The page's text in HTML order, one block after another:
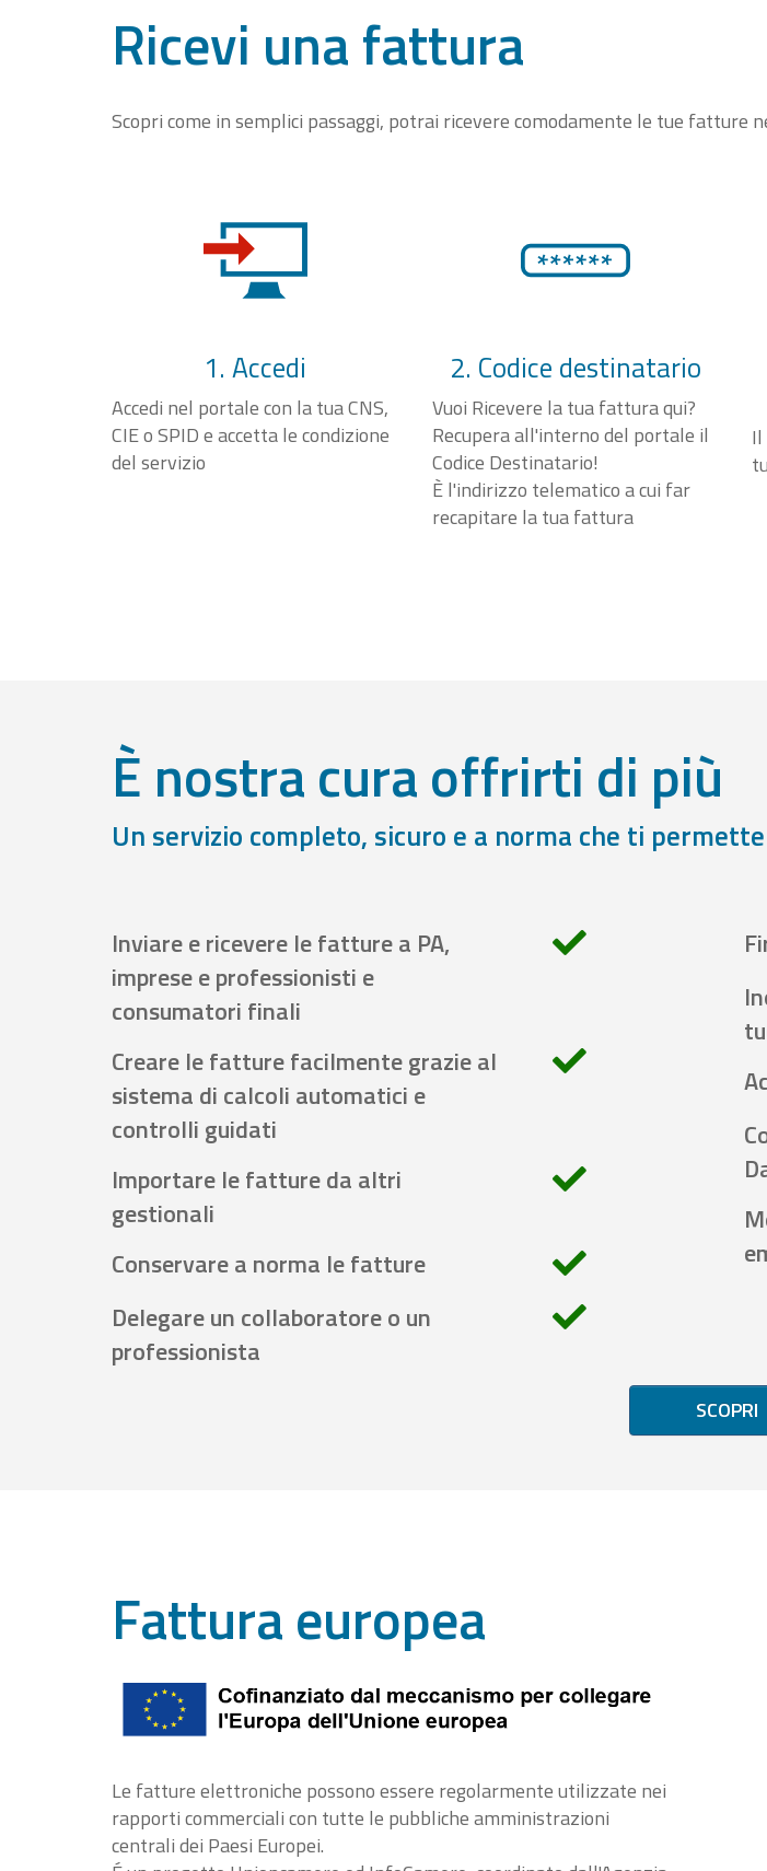
Ricevi una fattura
Scopri come in semplici passaggi, potrai ricevere comodamente le tue fatture
1. Accedi
Accedi nel portale con la tua CNS,
CIE o SPID e accetta le condizione
del servizio
2. Codice destinatario
Vuoi Ricevere la tua fattura qui?
Recupera all'interno del portale il
Codice Destinatario!
È l'indirizzo telematico a cui far
recapitare la tua fattura
È nostra cura offrirti di più
Un servizio completo, sicuro e a norma che ti
Inviare e ricevere le fatture a PA,
imprese e professionisti e
consumatori finali
Creare le fatture facilmente grazie al
sistema di calcoli automatici e
controlli guidati
Importare le fatture da altri
gestionali
Conservare a norma le fatture
Delegare un collaboratore o un
professionista
SCOPRI
Fattura europea
Le fatture elettroniche possono essere regolarmente utilizzate nei
rapporti commerciali con tutte le pubbliche amministrazioni
centrali dei Paesi Europei.